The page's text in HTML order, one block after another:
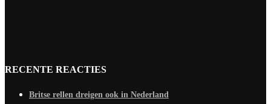
RECENTE REACTIES
Britse rellen dreigen ook in Nederland